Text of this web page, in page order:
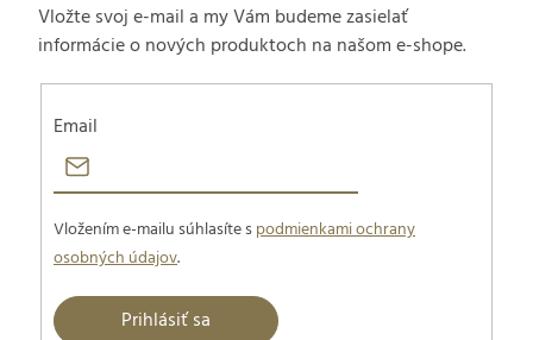
Vložte svoj e-mail a my Vám budeme zasielať
informácie o nových produktoch na našom e-shope.
Email
Vložením e-mailu súhlasíte spodmienkami ochrany
osobných údajov.
Prihlásiť sa